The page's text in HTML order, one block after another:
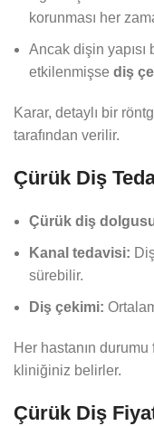
korunması her
Ancak dişin
etkilenmişse diş
Karar, detaylı bir
tarafından verilir.
Çürük Diş
Çürük diş
Kanal tedavisi:
sürebilir.
Diş çekimi:
Her hastanın
kliniğiniz belirler.
Çürük Diş